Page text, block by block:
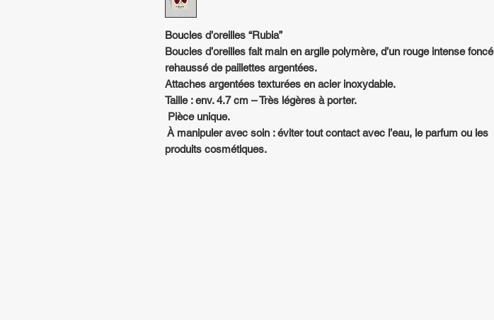
Boucles d’oreilles “Rubia”
Boucles d’oreilles fait main en argile polymère, d’un rouge intense foncé
rehaussé de paillettes argentées.
Attaches argentées texturées en acier inoxydable.
Taille : env. 4.7 cm – Très légères à porter.
Pièce unique.
À manipuler avec soin : éviter tout contact avec l’eau, le parfum ou les
produits cosmétiques.